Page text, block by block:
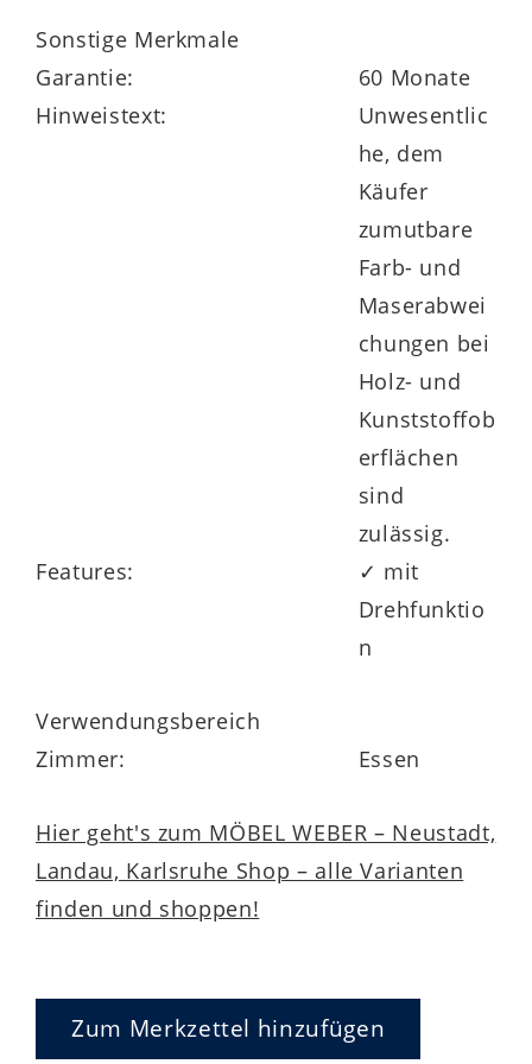
Konstruktion für Standfestigkeit sorgt.
Schmale, weich gepolsterte Armlehnen
integrieren sich harmonisch in das Design
und unterstützen bequemes Sitzen.
Rückholmechanismus – Beweglichkeit
dafür, dass die
zusätzlichen Komfort, sondern auch für
ein stets ordentliches Gesamtbild.
Esszimmerkonzepte
DerVive Donna V39 aus der Interliving
Sonstige Merkmale
Garantie:
60 Monate
Hinweistext:
Unwesentlic
he, dem
Käufer
zumutbare
Farb- und
Maserabwei
chungen bei
Holz- und
Kunststoffob
erflächen
sind
zulässig.
Features:
✓ mit
Drehfunktio
n
Verwendungsbereich
Zimmer:
Essen
Hier geht's zum MÖBEL WEBER – Neustadt,
Landau, Karlsruhe Shop – alle Varianten
finden und shoppen!
Zum Merkzettel hinzufügen